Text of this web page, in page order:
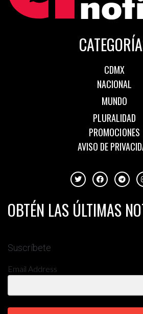
CDMX
NACIONAL
MUNDO
PLURALIDAD
PROMOCIONES
AVISO DE
OBTÉN LAS ÚLTIMAS
Suscríbete
Email Address